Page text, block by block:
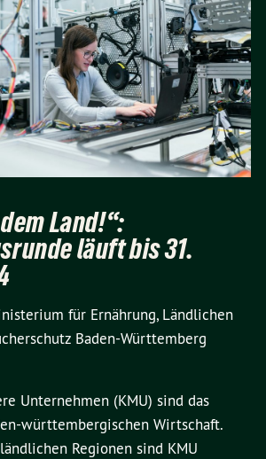
Land!“:
läuft bis 31.
für Ernährung, Ländlichen
Baden-Württemberg
Unternehmen (KMU) sind das
württembergischen Wirtschaft.
Regionen sind KMU